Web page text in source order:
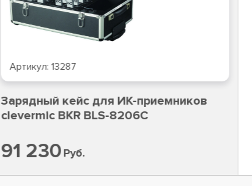
Артикул: 13287
Зарядный кейс для ИК-приемников
clevermic BKR BLS-8206C
91 230Руб.